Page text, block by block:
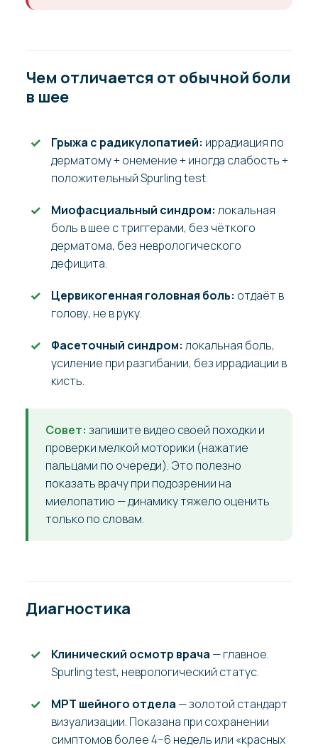
Чем отличается от обычной боли
в шее
Грыжа с радикулопатией: иррадиация по
дерматому + онемение + иногда слабость +
положительный Spurling test.
Миофасциальный синдром: локальная
боль в шее с триггерами, без чёткого
дерматома, без неврологического
дефицита.
Цервикогенная головная боль: отдаёт в
голову, не в руку.
Фасеточный синдром: локальная боль,
усиление при разгибании, без иррадиации в
кисть.
Совет: запишите видео своей походки и
проверки мелкой моторики (нажатие
пальцами по очереди). Это полезно
показать врачу при подозрении на
миелопатию — динамику тяжело оценить
только по словам.
Диагностика
Клинический осмотр врача — главное.
Spurling test, неврологический статус.
МРТ шейного отдела — золотой стандарт
визуализации. Показана при сохранении
симптомов более 4–6 недель или «красных